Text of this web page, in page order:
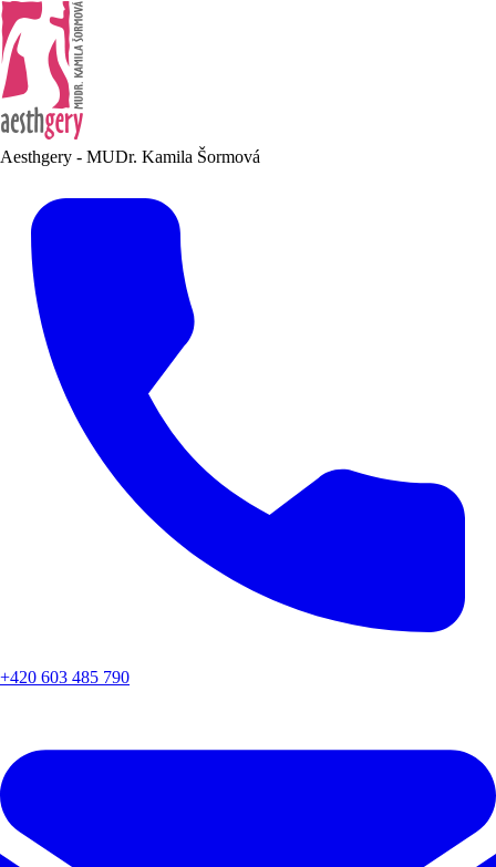
Aesthgery - MUDr. Kamila Šormová
+420 603 485 790